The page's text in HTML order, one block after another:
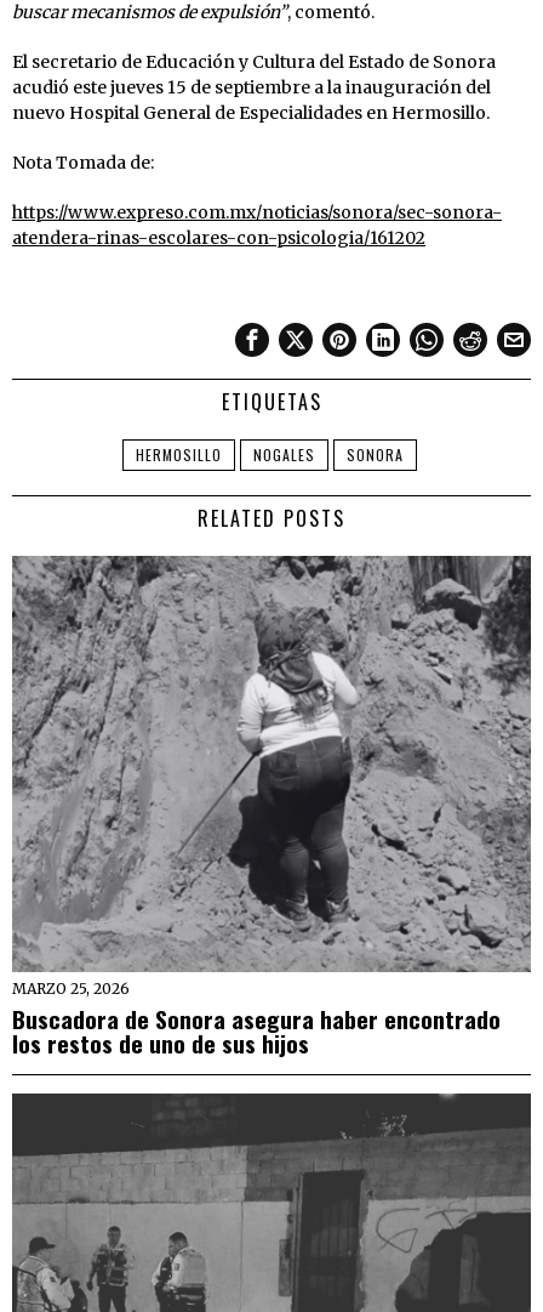
buscar mecanismos de expulsión”, comentó.
El secretario de Educación y Cultura del Estado de Sonora
acudió este jueves 15 de septiembre a la inauguración del
nuevo Hospital General de Especialidades en Hermosillo.
Nota Tomada de:
https://www.expreso.com.mx/noticias/sonora/sec-sonora-
atendera-rinas-escolares-con-psicologia/161202
ETIQUETAS
HERMOSILLO NOGALES SONORA
RELATED POSTS
MARZO 25, 2026
Buscadora de Sonora asegura haber encontrado
los restos de uno de sus hijos